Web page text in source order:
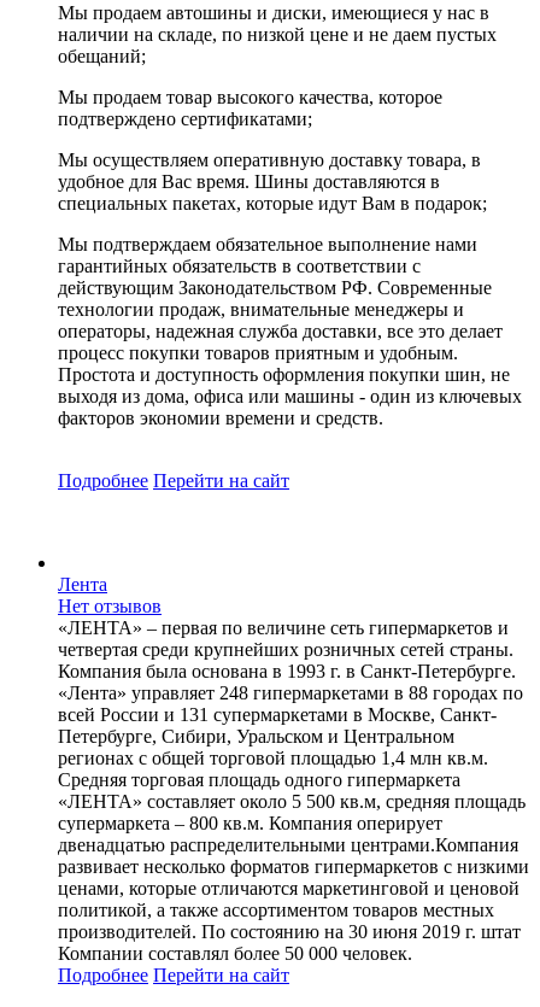
Мы продаем автошины и диски, имеющиеся у нас в
наличии на складе, по низкой цене и не даем пустых
обещаний;
Мы продаем товар высокого качества, которое
подтверждено сертификатами;
Мы осуществляем оперативную доставку товара, в
удобное для Вас время. Шины доставляются в
специальных пакетах, которые идут Вам в подарок;
Мы подтверждаем обязательное выполнение нами
гарантийных обязательств в соответствии с
действующим Законодательством РФ. Современные
технологии продаж, внимательные менеджеры и
операторы, надежная служба доставки, все это делает
процесс покупки товаров приятным и удобным.
Простота и доступность оформления покупки шин, не
выходя из дома, офиса или машины - один из ключевых
факторов экономии времени и средств.
Подробнее Перейти на сайт
Лента
Нет отзывов
«ЛЕНТА» – первая по величине сеть гипермаркетов и
четвертая среди крупнейших розничных сетей страны.
Компания была основана в 1993 г. в Санкт-Петербурге.
«Лента» управляет 248 гипермаркетами в 88 городах по
всей России и 131 супермаркетами в Москве, Санкт-
Петербурге, Сибири, Уральском и Центральном
регионах с общей торговой площадью 1,4 млн кв.м.
Средняя торговая площадь одного гипермаркета
«ЛЕНТА» составляет около 5 500 кв.м, средняя площадь
супермаркета – 800 кв.м. Компания оперирует
двенадцатью распределительными центрами.Компания
развивает несколько форматов гипермаркетов с низкими
ценами, которые отличаются маркетинговой и ценовой
политикой, а также ассортиментом товаров местных
производителей. По состоянию на 30 июня 2019 г. штат
Компании составлял более 50 000 человек.
Подробнее Перейти на сайт